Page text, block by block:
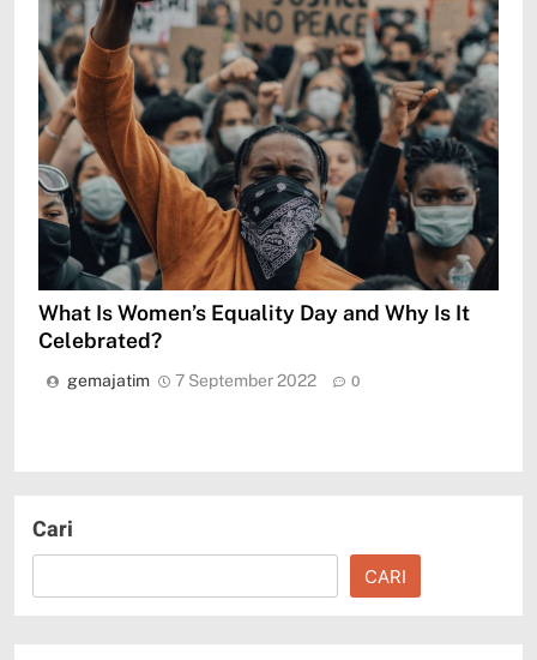
What Is Women’s Equality Day and Why Is It
Celebrated?
gemajatim 7 September 2022 0
Cari
CARI